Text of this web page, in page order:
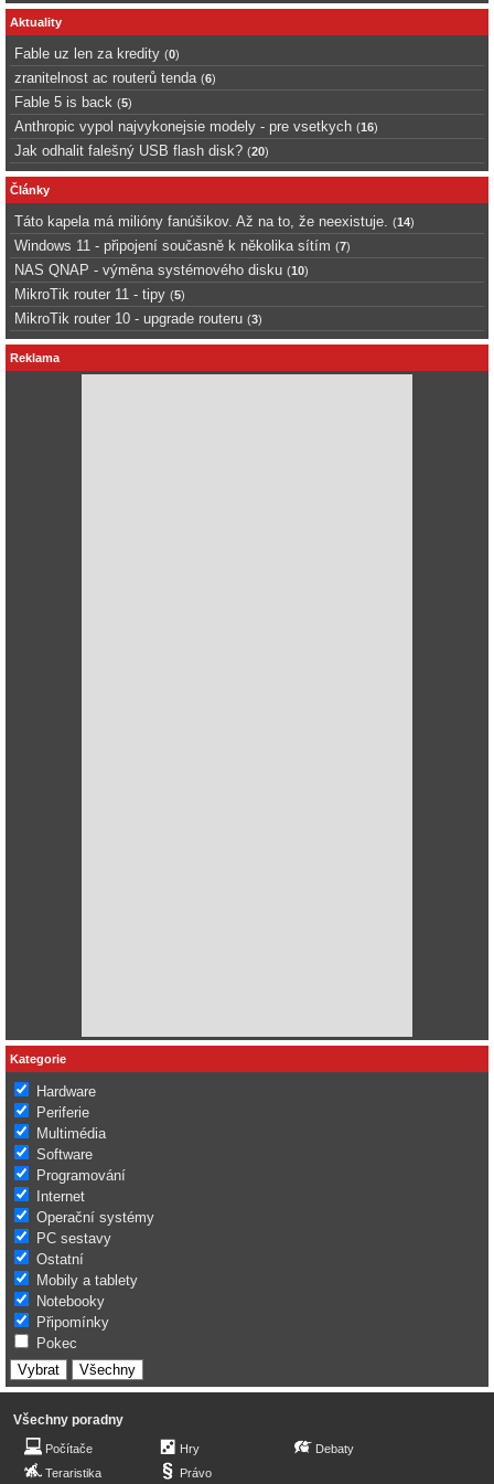
Aktuality
Fable uz len za kredity (0)
zranitelnost ac routerů tenda (6)
Fable 5 is back (5)
Anthropic vypol najvykonejsie modely - pre vsetkych (16)
Jak odhalit falešný USB flash disk? (20)
Články
Táto kapela má milióny fanúšikov. Až na to, že neexistuje. (14)
Windows 11 - připojení současně k několika sítím (7)
NAS QNAP - výměna systémového disku (10)
MikroTik router 11 - tipy (5)
MikroTik router 10 - upgrade routeru (3)
Reklama
Kategorie
Hardware
Periferie
Multimédia
Software
Programování
Internet
Operační systémy
PC sestavy
Ostatní
Mobily a tablety
Notebooky
Připomínky
Pokec
Všechny poradny
Počítače
Teraristika
Hry
Právo
Debaty